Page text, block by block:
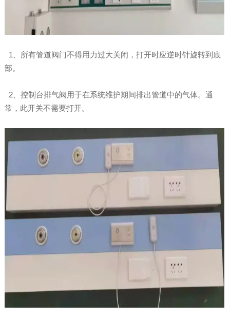
1、所有管道阀门不得用力过大关闭，打开时应逆时针旋转到底
部。
2、控制台排气阀用于在系统维护期间排出管道中的气体。通
常，此开关不需要打开。